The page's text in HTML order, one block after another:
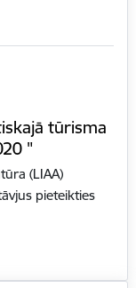
tūrisma
"
(LIAA)
pieteikties